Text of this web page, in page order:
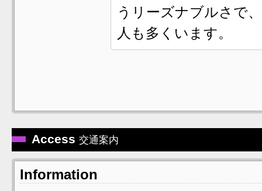
うリーズナブルさで
人も多くいます。
Access 交通案内
Information